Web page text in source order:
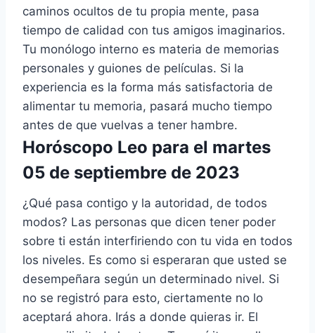
caminos ocultos de tu propia mente, pasa
tiempo de calidad con tus amigos imaginarios.
Tu monólogo interno es materia de memorias
personales y guiones de películas. Si la
experiencia es la forma más satisfactoria de
alimentar tu memoria, pasará mucho tiempo
antes de que vuelvas a tener hambre.
Horóscopo Leo para el martes
05 de septiembre de 2023
¿Qué pasa contigo y la autoridad, de todos
modos? Las personas que dicen tener poder
sobre ti están interfiriendo con tu vida en todos
los niveles. Es como si esperaran que usted se
desempeñara según un determinado nivel. Si
no se registró para esto, ciertamente no lo
aceptará ahora. Irás a donde quieras ir. El